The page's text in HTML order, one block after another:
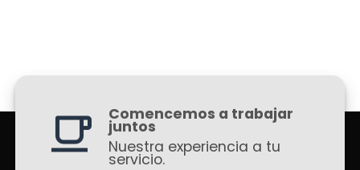
Comencemos a trabajar
juntos
Nuestra experiencia a tu
servicio.